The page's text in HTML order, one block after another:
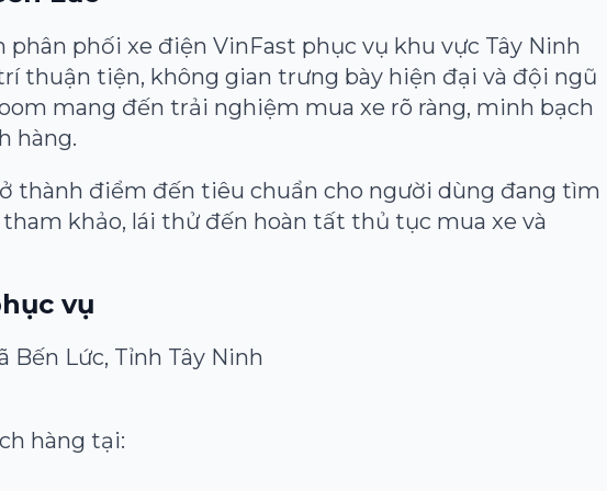
phân phối xe điện VinFast phục vụ khu vực Tây Ninh
thuận tiện, không gian trưng bày hiện đại và đội ngũ
mang đến trải nghiệm mua xe rõ ràng, minh bạch
hàng.
thành điểm đến tiêu chuẩn cho người dùng đang tìm
khảo, lái thử đến hoàn tất thủ tục mua xe và
vụ
Bến Lức, Tỉnh Tây Ninh
hàng tại: